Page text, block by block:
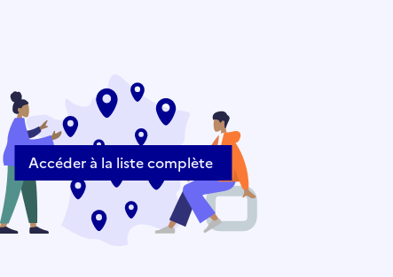
Accéder à la liste complète